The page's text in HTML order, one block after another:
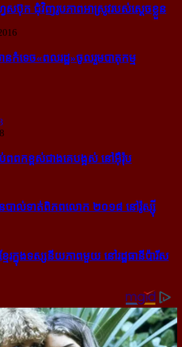
េសប៊ុក ជុំ​វិញ​រូបភាព​អាស្រូវ​របស់​ស្ដេច​ខ្លួន
កំទេច​«ពលរដ្ឋ»​ចូលរួម​បាតុកម្ម
ប់​ពពក​ខ្ពស់​ជាង​គេ​បង្អស់ នៅ​អ៊ឺរ៉ុប
នៃ​បាល់ទាត់​ពិភពលោក ២០១៨ នៅ​រ៉ូស្ស៊ី
មែរ​ក្នុង​ទស្សនីយភាព​មួយ នៅ​រដ្ឋធានី​ប៉ារីស​